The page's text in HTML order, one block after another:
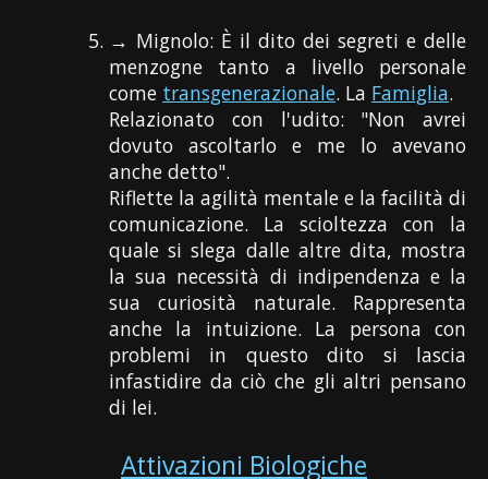
→ Mignolo: È il dito dei segreti e delle
menzogne tanto a livello personale
come transgenerazionale. La Famiglia.
Relazionato con l'udito: "Non avrei
dovuto ascoltarlo e me lo avevano
anche detto".
Riflette la agilità mentale e la facilità di
comunicazione. La scioltezza con la
quale si slega dalle altre dita, mostra
la sua necessità di indipendenza e la
sua curiosità naturale. Rappresenta
anche la intuizione. La persona con
problemi in questo dito si lascia
infastidire da ciò che gli altri pensano
di lei.
Attivazioni Biologiche